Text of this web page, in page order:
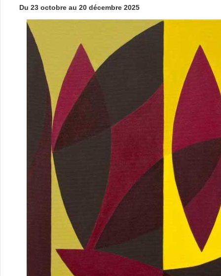
Du 23 octobre au 20 décembre 2025